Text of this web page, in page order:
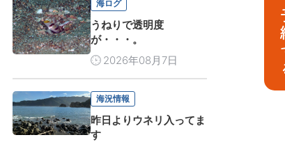
海ログ
うねりで透明度
が・・・。
2026年08月7日
海況情報
昨日よりウネリ入ってま
す